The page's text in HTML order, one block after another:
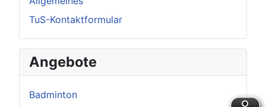
TuS-Kontaktformular
Angebote
Badminton